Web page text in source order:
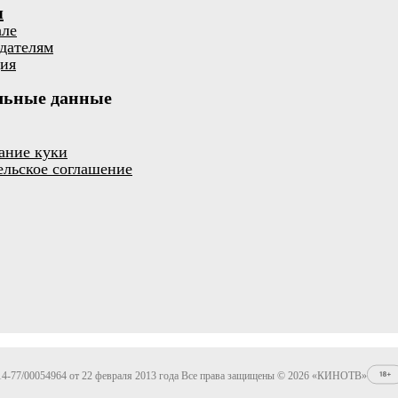
данные
куки
соглашение
00054964 от 22 февраля 2013 года Все права защищены © 2026 «КИНОТВ»